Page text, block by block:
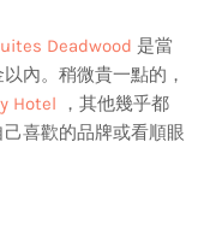
Deadwood 是當
內。稍微貴一點的，
Hotel ，其他幾乎都
喜歡的品牌或看順眼